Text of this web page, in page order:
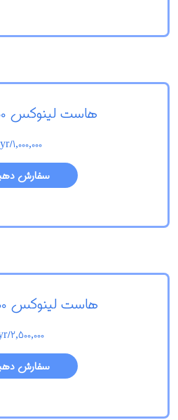
هاست لینوکس 200 مگابایت
1,000,000
/yr
سفارش
هاست لینوکس 500 مگابایت
2,500,000
/yr
سفارش